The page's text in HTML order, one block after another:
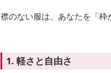
襟のない服は、あなたを「枠
1. 軽さと自由さ